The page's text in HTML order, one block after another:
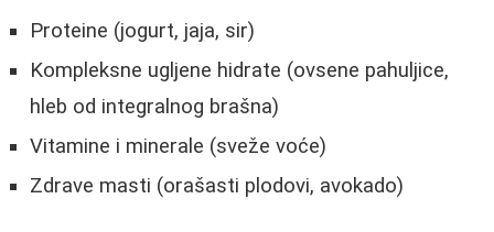
Proteine (jogurt, jaja, sir)
Kompleksne ugljene hidrate (ovsene pahuljice,
hleb od integralnog brašna)
Vitamine i minerale (sveže voće)
Zdrave masti (orašasti plodovi, avokado)